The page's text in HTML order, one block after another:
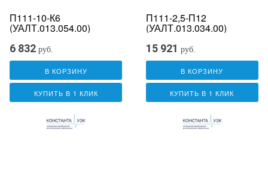
П111-10-К6
(УАЛТ.013.054.00)
6 832 руб.
В КОРЗИНУ
КУПИТЬ В 1 КЛИК
П111-2,5-П12
(УАЛТ.013.034.00)
15 921 руб.
В КОРЗИНУ
КУПИТЬ В 1 КЛИК